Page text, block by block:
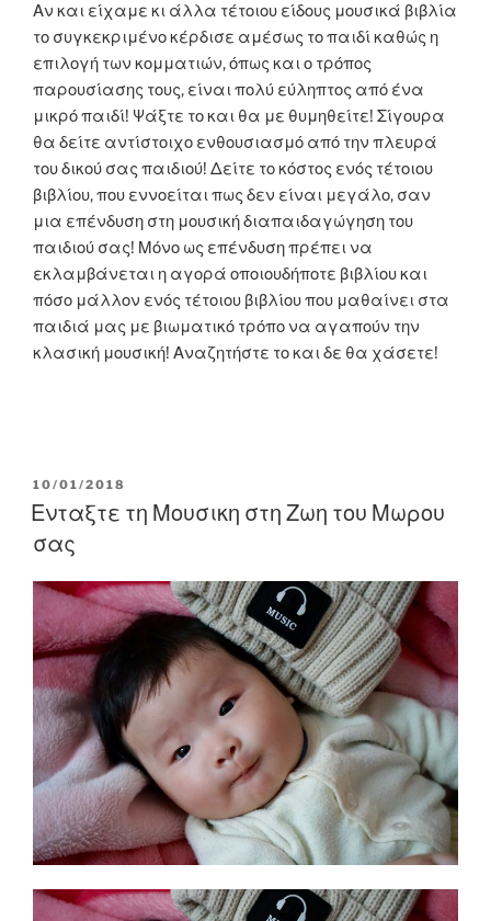
Αν και είχαμε κι άλλα τέτοιου είδους μουσικά βιβλία
το συγκεκριμένο κέρδισε αμέσως το παιδί καθώς η
επιλογή των κομματιών, όπως και ο τρόπος
παρουσίασης τους, είναι πολύ εύληπτος από ένα
μικρό παιδί! Ψάξτε το και θα με θυμηθείτε! Σίγουρα
θα δείτε αντίστοιχο ενθουσιασμό από την πλευρά
του δικού σας παιδιού! Δείτε το κόστος ενός τέτοιου
βιβλίου, που εννοείται πως δεν είναι μεγάλο, σαν
μια επένδυση στη μουσική διαπαιδαγώγηση του
παιδιού σας! Μόνο ως επένδυση πρέπει να
εκλαμβάνεται η αγορά οποιουδήποτε βιβλίου και
πόσο μάλλον ενός τέτοιου βιβλίου που μαθαίνει στα
παιδιά μας με βιωματικό τρόπο να αγαπούν την
κλασική μουσική! Αναζητήστε το και δε θα χάσετε!
POSTED
ON
10/01/2018
Ενταξτε τη Μουσικη στη Ζωη του Μωρου
σας